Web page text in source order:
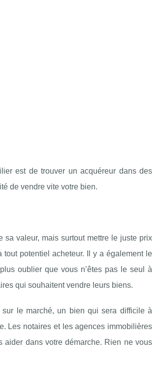
est de trouver un acquéreur dans des
de vendre vite votre bien.
valeur, mais surtout mettre le juste prix
potentiel acheteur. Il y a également le
oublier que vous n’êtes pas le seul à
qui souhaitent vendre leurs biens.
le marché, un bien qui sera difficile à
Les notaires et les agences immobilières
aider dans votre démarche. Rien ne vous